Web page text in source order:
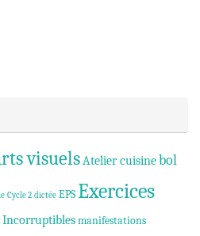
visuelsAtelier cuisinebol
Cycle 2 dictée EPSExercices
Incorruptiblesmanifestations